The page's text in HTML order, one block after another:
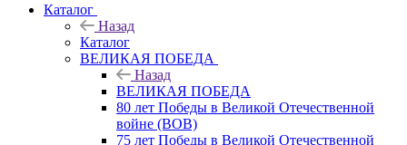
Каталог
Назад
Каталог
ВЕЛИКАЯ ПОБЕДА
Назад
ВЕЛИКАЯ ПОБЕДА
80 лет Победы в Великой Отечественной
войне (ВОВ)
75 лет Победы в Великой Отечественной